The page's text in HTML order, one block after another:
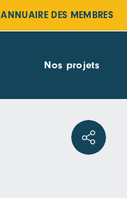
ANNUAIRE DES MEMBRES
Nos projets